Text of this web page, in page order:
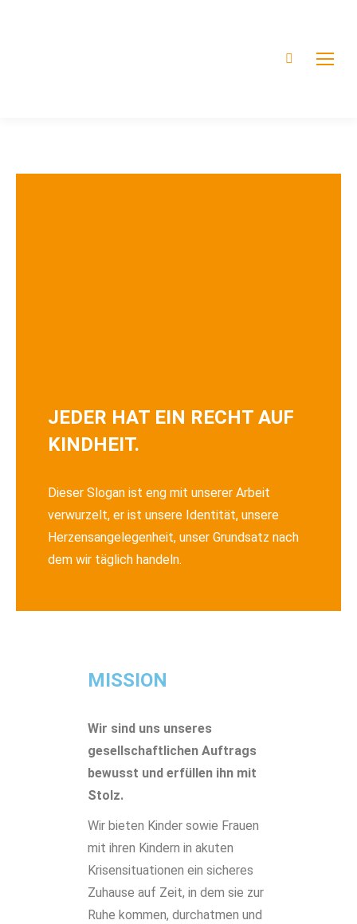
JEDER HAT EIN RECHT AUF
KINDHEIT.
Dieser Slogan ist eng mit unserer Arbeit
verwurzelt, er ist unsere Identität, unsere
Herzensangelegenheit, unser Grundsatz nach
dem wir täglich handeln.
MISSION
Wir sind uns unseres
gesellschaftlichen Auftrags
bewusst und erfüllen ihn mit
Stolz.
Wir bieten Kinder sowie Frauen
mit ihren Kindern in akuten
Krisensituationen ein sicheres
Zuhause auf Zeit, in dem sie zur
Ruhe kommen, durchatmen und